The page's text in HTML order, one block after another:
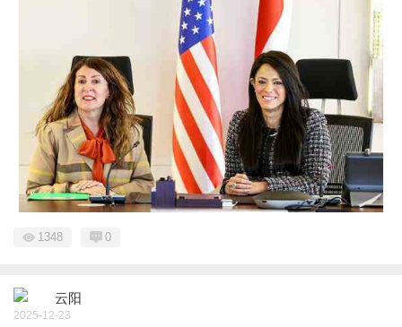
1348 0
云阳
2025-12-23